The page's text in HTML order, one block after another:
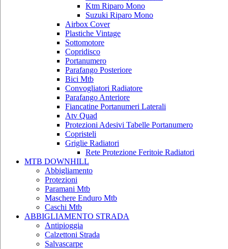
Ktm Riparo Mono
Suzuki Riparo Mono
Airbox Cover
Plastiche Vintage
Sottomotore
Copridisco
Portanumero
Parafango Posteriore
Bici Mtb
Convogliatori Radiatore
Parafango Anteriore
Fiancatine Portanumeri Laterali
Atv Quad
Protezioni Adesivi Tabelle Portanumero
Copristeli
Griglie Radiatori
Rete Protezione Feritoie Radiatori
MTB DOWNHILL
Abbigliamento
Protezioni
Paramani Mtb
Maschere Enduro Mtb
Caschi Mtb
ABBIGLIAMENTO STRADA
Antipioggia
Calzettoni Strada
Salvascarpe